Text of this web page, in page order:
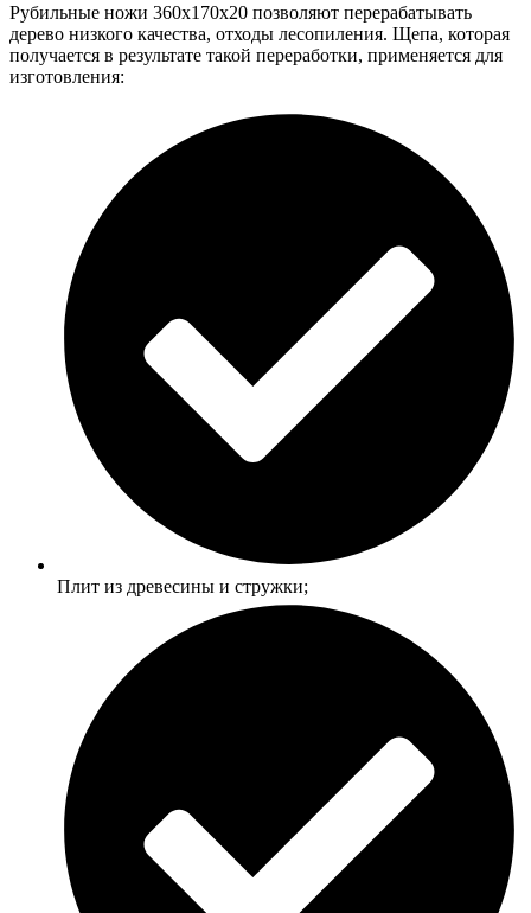
Рубильные ножи 360x170x20 позволяют перерабатывать
дерево низкого качества, отходы лесопиления. Щепа, которая
получается в результате такой переработки, применяется для
изготовления:
Плит из древесины и стружки;